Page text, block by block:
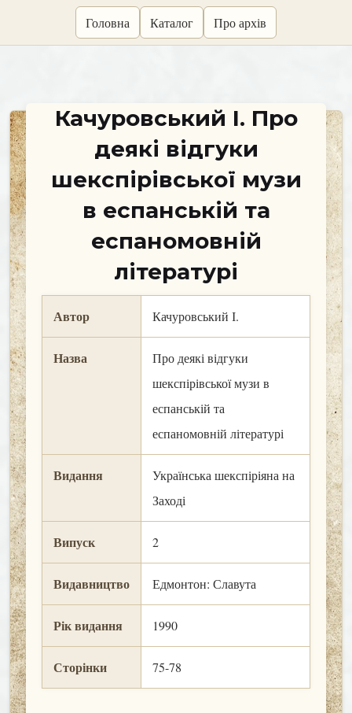
Головна Каталог Про архів
Качуровський І. Про
деякі відгуки
шекспірівської музи
в еспанській та
еспаномовній
літературі
Автор Качуровський І.
Назва
Про деякі відгуки
шекспірівської музи в
еспанській та
еспаномовній літературі
Видання
Українська шекспіріяна на
Заході
Випуск 2
Видавництво Едмонтон: Славута
Рік видання 1990
Сторінки 75-78